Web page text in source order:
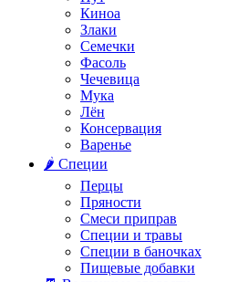
Киноа
Злаки
Семечки
Фасоль
Чечевица
Мука
Лён
Консервация
Варенье
🌶️ Специи
Перцы
Пряности
Смеси приправ
Специи и травы
Специи в баночках
Пищевые добавки